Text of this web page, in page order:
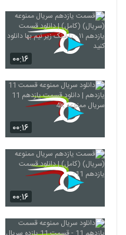
۰۰:۱۶
۰۰:۱۶
۰۰:۱۶